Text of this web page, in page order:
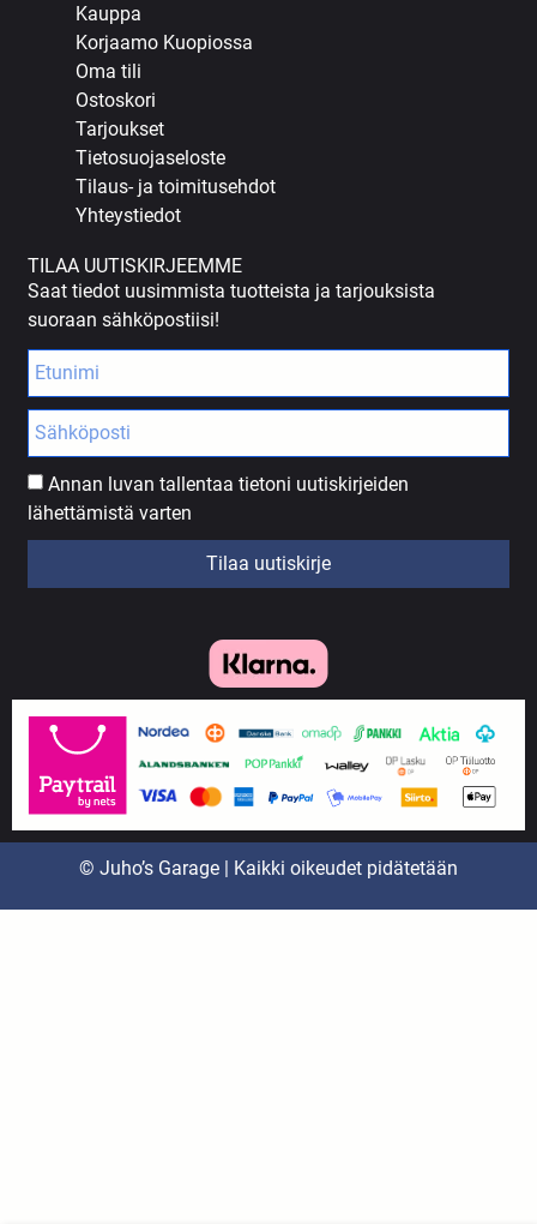
Kauppa
Korjaamo Kuopiossa
Oma tili
Ostoskori
Tarjoukset
Tietosuojaseloste
Tilaus- ja toimitusehdot
Yhteystiedot
TILAA UUTISKIRJEEMME
Saat tiedot uusimmista tuotteista ja tarjouksista
suoraan sähköpostiisi!
Annan luvan tallentaa tietoni uutiskirjeiden
lähettämistä varten
Tilaa uutiskirje
© Juho’s Garage | Kaikki oikeudet pidätetään